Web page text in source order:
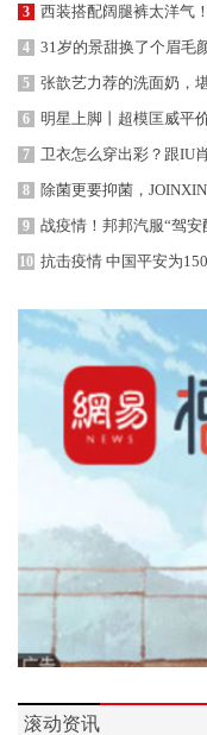
3 西装搭配阔腿裤太洋气
4 31岁的景甜换了个眉毛
5 张歆艺力荐的洗面奶，
6 明星上脚丨超模匡威平
7 卫衣怎么穿出彩？跟IU
8 除菌更要抑菌，
9 战疫情！邦邦汽服“驾安
10 抗击疫情 中国平安为
滚动资讯